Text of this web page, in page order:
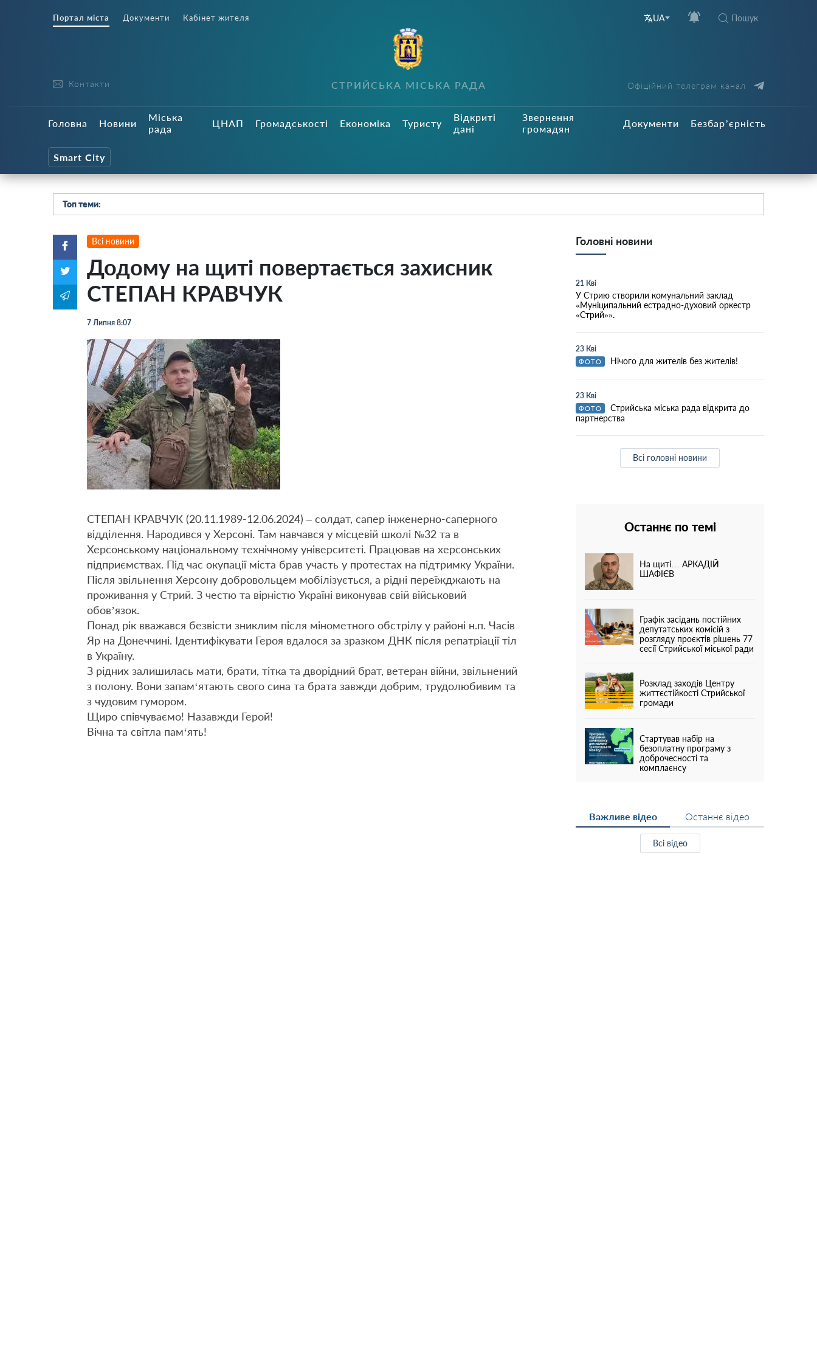
Портал міста Документи Кабінет жителя UA Пошук
Контакти СТРИЙСЬКА МІСЬКА РАДА Офіційний телеграм канал
Головна Новини
Міська
рада
ЦНАП Громадськості Економіка Туристу
Відкриті
дані
Звернення
громадян
Документи Безбар’єрність
Smart City
Топ теми:
Всі новини
Додому на щиті повертається захисник
СТЕПАН КРАВЧУК
7 Липня 8:07
СТЕПАН КРАВЧУК (20.11.1989-12.06.2024) – солдат, сапер інженерно-саперного
відділення. Народився у Херсоні. Там навчався у місцевій школі №32 та в
Херсонському національному технічному університеті. Працював на херсонських
підприємствах. Під час окупації міста брав участь у протестах на підтримку України.
Після звільнення Херсону добровольцем мобілізується, а рідні переїжджають на
проживання у Стрий. З честю та вірністю Україні виконував свій військовий
обов’язок.
Понад рік вважався безвісти зниклим після мінометного обстрілу у районі н.п. Часів
Яр на Донеччині. Ідентифікувати Героя вдалося за зразком ДНК після репатріації тіл
в Україну.
З рідних залишилась мати, брати, тітка та дворідний брат, ветеран війни, звільнений
з полону. Вони запам‘ятають свого сина та брата завжди добрим, трудолюбивим та
з чудовим гумором.
Щиро співчуваємо! Назавжди Герой!
Вічна та світла пам‘ять!
Головні новини
21 Кві
У Стрию створили комунальний заклад
«Муніципальний естрадно-духовий оркестр
«Стрий»».
23 Кві
ФОТО Нічого для жителів без жителів!
23 Кві
ФОТО
Стрийська міська рада відкрита до
партнерства
Всі головні новини
Останнє по темі
На щиті… АРКАДІЙ
ШАФІЄВ
Графік засідань постійних
депутатських комісій з
розгляду проєктів рішень 77
сесії Стрийської міської ради
Розклад заходів Центру
життєстійкості Стрийської
громади
Стартував набір на
безоплатну програму з
доброчесності та
комплаєнсу
Важливе відео Останнє відео
Всі відео